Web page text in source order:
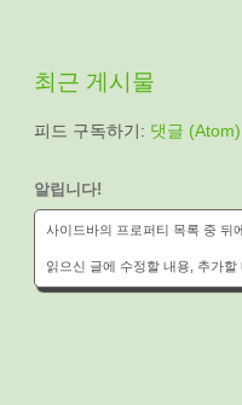
최근 게시물
피드 구독하기: 댓글 (Atom)
알립니다!
사이드바의 프로퍼티 목록 중 뒤
읽으신 글에 수정할 내용, 추가